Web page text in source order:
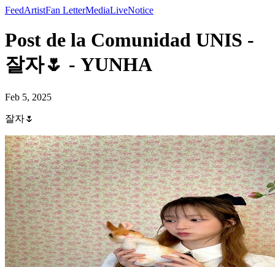
FeedArtistFan LetterMediaLiveNotice
Post de la Comunidad UNIS -
잘자🌷 - YUNHA
Feb 5, 2025
잘자🌷